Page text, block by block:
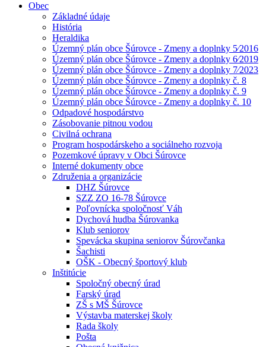
Obec
Základné údaje
História
Heraldika
Územný plán obce Šúrovce - Zmeny a doplnky 5⁄2016
Územný plán obce Šúrovce - Zmeny a doplnky 6⁄2019
Územný plán obce Šúrovce - Zmeny a doplnky 7⁄2023
Územný plán obce Šúrovce - Zmeny a doplnky č. 8
Územný plán obce Šúrovce - Zmeny a doplnky č. 9
Územný plán obce Šúrovce - Zmeny a doplnky č. 10
Odpadové hospodárstvo
Zásobovanie pitnou vodou
Civilná ochrana
Program hospodárskeho a sociálneho rozvoja
Pozemkové úpravy v Obci Šúrovce
Interné dokumenty obce
Združenia a organizácie
DHZ Šúrovce
SZZ ZO 16-78 Šúrovce
Poľovnícka spoločnosť Váh
Dychová hudba Šúrovanka
Klub seniorov
Spevácka skupina seniorov Šúrovčanka
Šachisti
OŠK - Obecný športový klub
Inštitúcie
Spoločný obecný úrad
Farský úrad
ZŠ s MŠ Šúrovce
Výstavba materskej školy
Rada školy
Pošta